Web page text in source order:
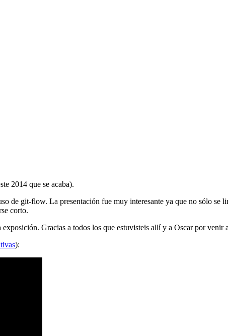
2014 que se acaba).
de git-flow. La presentación fue muy interesante ya que no sólo se
corto.
Gracias a todos los que estuvisteis allí y a Oscar por venir
):